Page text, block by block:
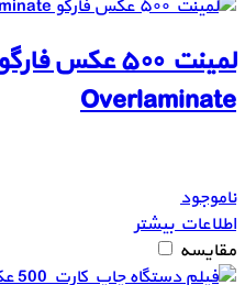
Overlaminate
ناموجود
اطلاعات بیشتر
مقایسه